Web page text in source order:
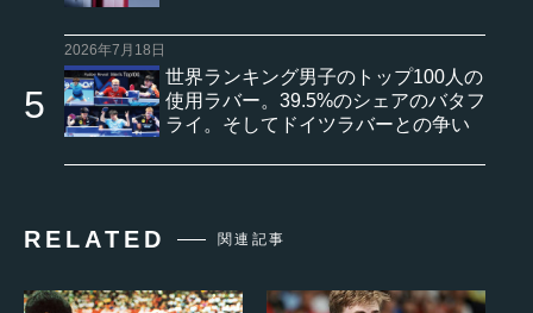
2026年7月18日
世界ランキング男子のトップ100人の
使用ラバー。39.5%のシェアのバタフ
ライ。そしてドイツラバーとの争い
RELATED 関連記事